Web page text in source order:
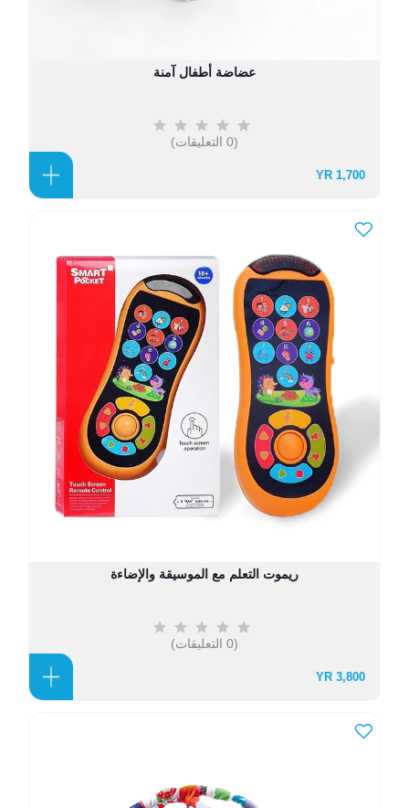
عضاضة أطفال آمنة
(0 التعليقات)
1,700 YR
ريموت التعلم مع الموسيقة والإضاءة
(0 التعليقات)
3,800 YR